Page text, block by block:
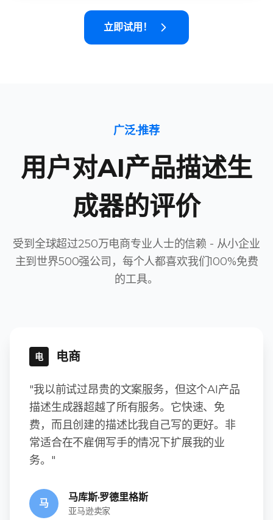
立即试用！
广泛·推荐
用户对AI产品描述生
成器的评价
受到全球超过250万电商专业人士的信赖 - 从小企业
主到世界500强公司，每个人都喜欢我们100%免费
的工具。
电 电商
"我以前试过昂贵的文案服务，但这个AI产品
描述生成器超越了所有服务。它快速、免
费，而且创建的描述比我自己写的更好。非
常适合在不雇佣写手的情况下扩展我的业
务。"
马
马库斯·罗德里格斯
亚马逊卖家